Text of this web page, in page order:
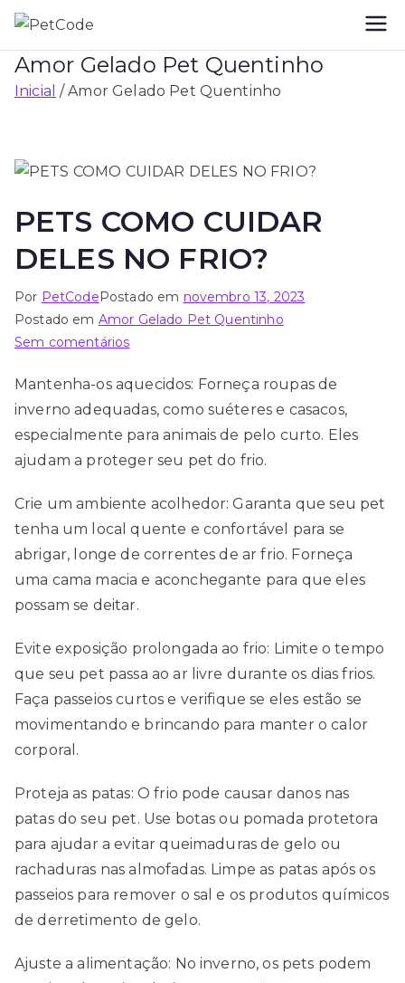
PetCode
QRCode de Identificação para o seu
Pet
Amor Gelado Pet Quentinho
Inicial Amor Gelado Pet Quentinho
PETS COMO CUIDAR
DELES NO FRIO?
Por PetCodePostado em novembro 13, 2023
Postado em Amor Gelado Pet Quentinho
Sem comentários
Mantenha-os aquecidos: Forneça roupas de
inverno adequadas, como suéteres e casacos,
especialmente para animais de pelo curto. Eles
ajudam a proteger seu pet do frio.
Crie um ambiente acolhedor: Garanta que seu pet
tenha um local quente e confortável para se
abrigar, longe de correntes de ar frio. Forneça
uma cama macia e aconchegante para que eles
possam se deitar.
Evite exposição prolongada ao frio: Limite o tempo
que seu pet passa ao ar livre durante os dias frios.
Faça passeios curtos e verifique se eles estão se
movimentando e brincando para manter o calor
corporal.
Proteja as patas: O frio pode causar danos nas
patas do seu pet. Use botas ou pomada protetora
para ajudar a evitar queimaduras de gelo ou
rachaduras nas almofadas. Limpe as patas após os
passeios para remover o sal e os produtos químicos
de derretimento de gelo.
Ajuste a alimentação: No inverno, os pets podem